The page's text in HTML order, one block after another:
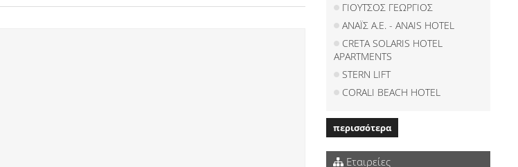
ΓΙΟΥΤΣΟΣ ΓΕΩΡΓΙΟΣ
ΑΝΑΪΣ Α.Ε. - ANAIS HOTEL
CRETA SOLARIS HOTEL
APARTMENTS
STERN LIFT
CORALI BEACH HOTEL
περισσότερα
Εταιρείες